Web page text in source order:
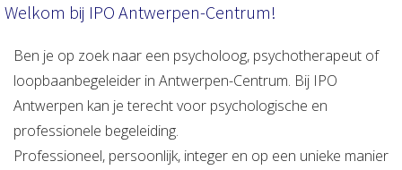
Welkom bij IPO Antwerpen-Centrum!
Ben je op zoek naar een psycholoog, psychotherapeut of
loopbaanbegeleider in Antwerpen-Centrum. Bij IPO
Antwerpen kan je terecht voor psychologische en
professionele begeleiding.
Professioneel, persoonlijk, integer en op een unieke manier